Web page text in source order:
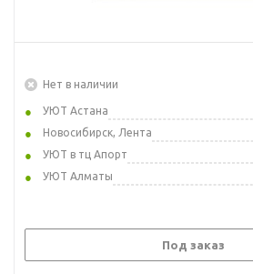
Нет в наличии
УЮТ Астана
Новосибирск, Лента
УЮТ в тц Апорт
УЮТ Алматы
Под заказ